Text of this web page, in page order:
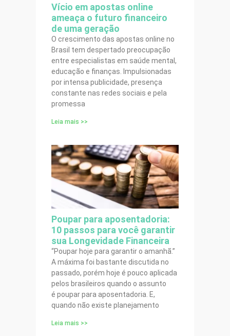
Vício em apostas online
ameaça o futuro financeiro
de uma geração
O crescimento das apostas online no
Brasil tem despertado preocupação
entre especialistas em saúde mental,
educação e finanças. Impulsionadas
por intensa publicidade, presença
constante nas redes sociais e pela
promessa
Leia mais >>
Poupar para aposentadoria:
10 passos para você garantir
sua Longevidade Financeira
“Poupar hoje para garantir o amanhã.”
A máxima foi bastante discutida no
passado, porém hoje é pouco aplicada
pelos brasileiros quando o assunto
é poupar para aposentadoria. E,
quando não existe planejamento
Leia mais >>